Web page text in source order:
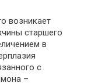
возникает
старшего
в
с
–